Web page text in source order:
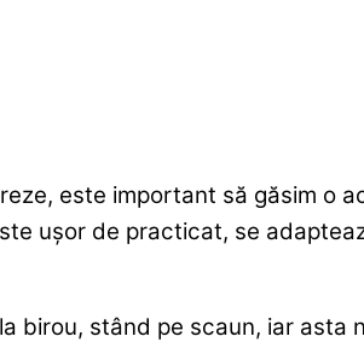
este important să găsim o
ușor de practicat, se
birou, stând pe scaun, iar asta